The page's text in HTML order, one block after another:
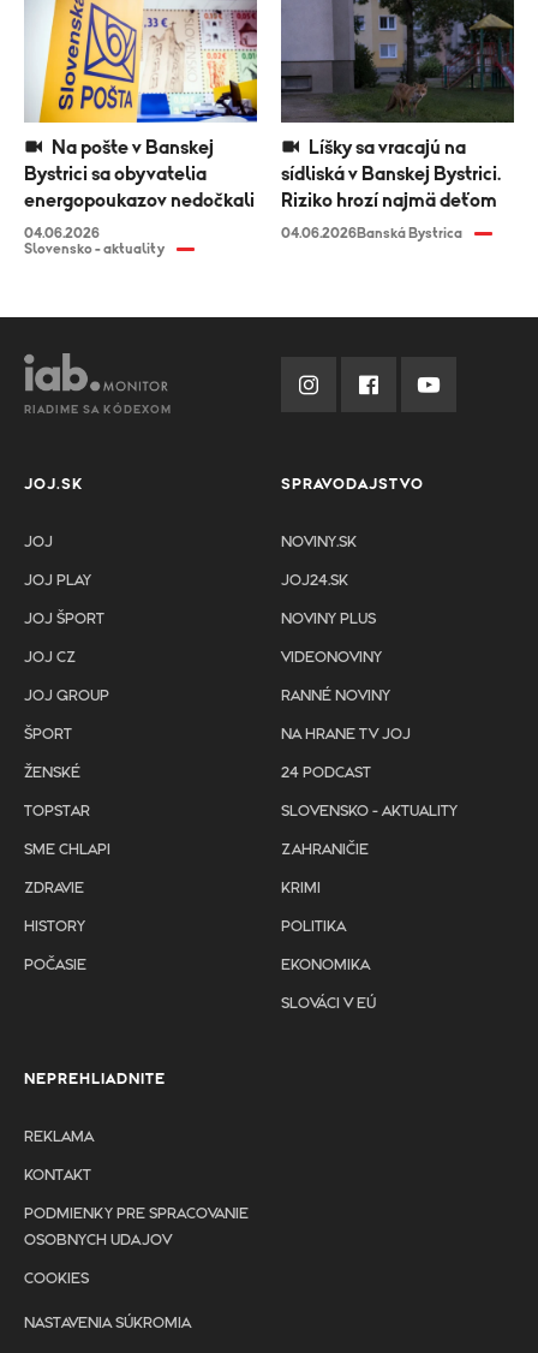
Bystrici sa obyvatelia
energopoukazov nedočkali
04.06.2026
Slovensko - aktuality
sídliská v Banskej Bystrici.
Riziko hrozí najmä deťom
04.06.2026Banská Bystrica
RIADIME SA KÓDEXOM
JOJ.SK
JOJ
JOJ PLAY
JOJ ŠPORT
JOJ CZ
JOJ GROUP
ŠPORT
ŽENSKÉ
TOPSTAR
SME CHLAPI
ZDRAVIE
HISTORY
POČASIE
SPRAVODAJSTVO
NOVINY.SK
JOJ24.SK
NOVINY PLUS
VIDEONOVINY
RANNÉ NOVINY
NA HRANE TV JOJ
24 PODCAST
SLOVENSKO - AKTUALITY
ZAHRANIČIE
KRIMI
POLITIKA
EKONOMIKA
SLOVÁCI V EÚ
NEPREHLIADNITE
REKLAMA
KONTAKT
PODMIENKY PRE SPRACOVANIE
OSOBNYCH UDAJOV
COOKIES
NASTAVENIA SÚKROMIA